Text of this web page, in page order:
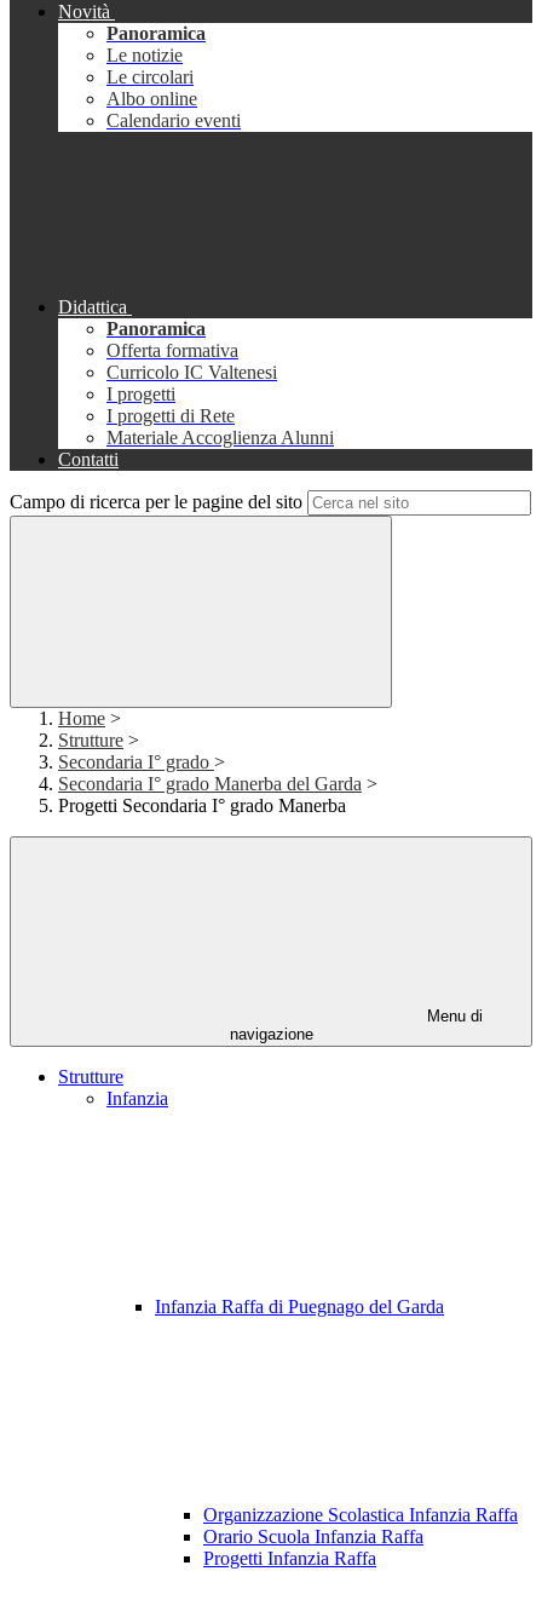
Novità
Panoramica
Le notizie
Le circolari
Albo online
Calendario eventi
Didattica
Panoramica
Offerta formativa
Curricolo IC Valtenesi
I progetti
I progetti di Rete
Materiale Accoglienza Alunni
Contatti
Campo di ricerca per le pagine del sito
Home >
Strutture >
Secondaria I° grado >
Secondaria I° grado Manerba del Garda >
Progetti Secondaria I° grado Manerba
Menu di
navigazione
Strutture
Infanzia
Infanzia Raffa di Puegnago del Garda
Organizzazione Scolastica Infanzia Raffa
Orario Scuola Infanzia Raffa
Progetti Infanzia Raffa